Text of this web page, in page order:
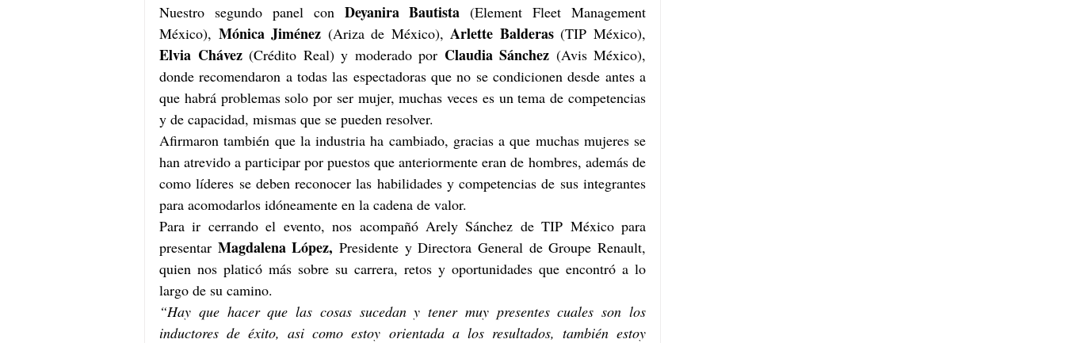
Nuestro segundo panel con Deyanira Bautista (Element Fleet Management
México), Mónica Jiménez (Ariza de México), Arlette Balderas
Elvia Chávez (Crédito Real) y moderado por Claudia Sánchez (Avis México),
donde recomendaron a todas las espectadoras que no se condicionen desde antes a
que habrá problemas solo por ser mujer, muchas veces es un tema de competencias
y de capacidad, mismas que se pueden resolver.
Afirmaron también que la industria ha cambiado, gracias a que muchas mujeres se
han atrevido a participar por puestos que anteriormente eran de hombres, además de
como líderes se deben reconocer las habilidades y competencias de sus integrantes
para acomodarlos idóneamente en la cadena de valor.
Para ir cerrando el evento, nos acompañó Arely Sánchez de TIP México para
presentar Magdalena López, Presidente y Directora General de Groupe Renault,
quien nos platicó más sobre su carrera, retos y oportunidades que encontró a lo
largo de su camino.
“Hay que hacer que las cosas sucedan y tener muy presentes cuales son los
inductores de éxito, asi como estoy orientada a los resultados, también estoy